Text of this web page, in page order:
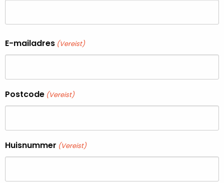
E-mailadres (Vereist)
Postcode (Vereist)
Huisnummer (Vereist)